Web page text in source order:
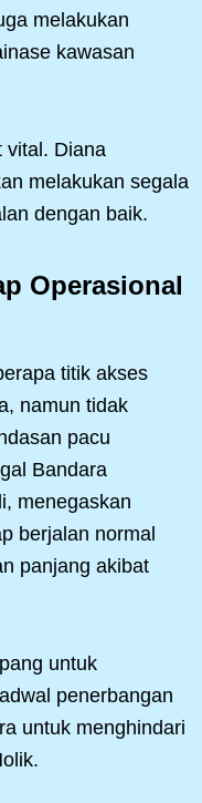
melakukan
kawasan
vital. Diana
melakukan segala
dengan baik.
Operasional
titik akses
namun tidak
pacu
Bandara
menegaskan
berjalan normal
panjang akibat
untuk
penerbangan
untuk menghindari